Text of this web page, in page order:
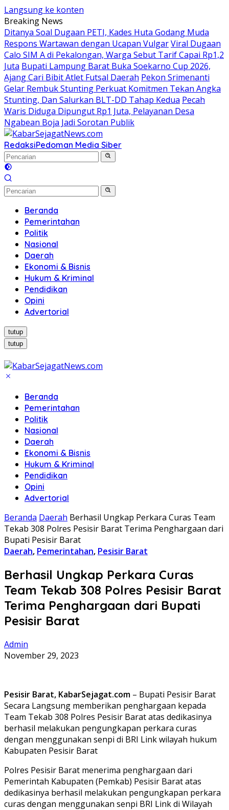
Langsung ke konten
Breaking News
Ditanya Soal Dugaan PETI, Kades Huta Godang Muda
Respons Wartawan dengan Ucapan VulgarViral Dugaan
Calo SIM A di Pekalongan, Warga Sebut Tarif Capai Rp1,2
Juta Bupati Lampung Barat Buka Soekarno Cup 2026,
Ajang Cari Bibit Atlet Futsal Daerah Pekon Srimenanti
Gelar Rembuk Stunting Perkuat Komitmen Tekan Angka
Stunting, Dan Salurkan BLT-DD Tahap Kedua Pecah
Waris Diduga Dipungut Rp1 Juta, Pelayanan Desa
Ngabean Boja Jadi Sorotan Publik
RedaksiPedoman Media Siber
Beranda
Pemerintahan
Politik
Nasional
Daerah
Ekonomi & Bisnis
Hukum & Kriminal
Pendidikan
Opini
Advertorial
tutup
tutup
Beranda
Pemerintahan
Politik
Nasional
Daerah
Ekonomi & Bisnis
Hukum & Kriminal
Pendidikan
Opini
Advertorial
Beranda Daerah Berhasil Ungkap Perkara Curas Team
Tekab 308 Polres Pesisir Barat Terima Penghargaan dari
Bupati Pesisir Barat
Daerah, Pemerintahan, Pesisir Barat
Berhasil Ungkap Perkara Curas
Team Tekab 308 Polres Pesisir Barat
Terima Penghargaan dari Bupati
Pesisir Barat
Admin
November 29, 2023
Pesisir Barat, KabarSejagat.com – Bupati Pesisir Barat
Secara Langsung memberikan penghargaan kepada
Team Tekab 308 Polres Pesisir Barat atas dedikasinya
berhasil melakukan pengungkapan perkara curas
dengan menggunakan senpi di BRI Link wilayah hukum
Kabupaten Pesisir Barat
Polres Pesisir Barat menerima penghargaan dari
Pemerintah Kabupaten (Pemkab) Pesisir Barat atas
dedikasinya berhasil melakukan pengungkapan perkara
curas dengan menggunakan senpi BRI Link di Wilayah